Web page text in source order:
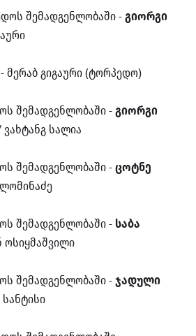
შემადგენლობაში -გიორგი
მერაბ გიგაური (ტორპედო)
შემადგენლობაში -გიორგი
ვახტანგ სალია
შემადგენლობაში -ცოტნე
შემადგენლობაში - საბა
ოსიყმაშვილი
შემადგენლობაში -ჯადული